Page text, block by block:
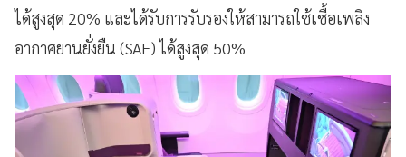
ได้สูงสุด 20% และได้รับการรับรองให้สามารถใช้เชื้อเพลิง
อากาศยานยั่งยืน (SAF) ได้สูงสุด 50%